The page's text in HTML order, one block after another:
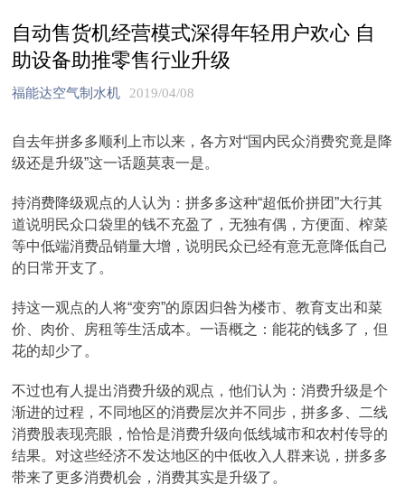
自动售货机经营模式深得年轻用户欢心 自
助设备助推零售行业升级
福能达空气制水机 2019/04/08
自去年拼多多顺利上市以来，各方对“国内民众消费究竟是降
级还是升级”这一话题莫衷一是。
持消费降级观点的人认为：拼多多这种“超低价拼团”大行其
道说明民众口袋里的钱不充盈了，无独有偶，方便面、榨菜
等中低端消费品销量大增，说明民众已经有意无意降低自己
的日常开支了。
持这一观点的人将“变穷”的原因归咎为楼市、教育支出和菜
价、肉价、房租等生活成本。一语概之：能花的钱多了，但
花的却少了。
不过也有人提出消费升级的观点，他们认为：消费升级是个
渐进的过程，不同地区的消费层次并不同步，拼多多、二线
消费股表现亮眼，恰恰是消费升级向低线城市和农村传导的
结果。对这些经济不发达地区的中低收入人群来说，拼多多
带来了更多消费机会，消费其实是升级了。